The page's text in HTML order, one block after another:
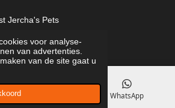
voor analyse-
van advertenties.
van de site gaat u
Jercha's Pets
WhatsApp